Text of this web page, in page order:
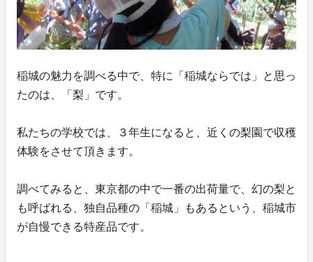
稲城の魅力を調べる中で、特に「稲城ならでは」と思っ
たのは、「梨」です。
私たちの学校では、３年生になると、近くの梨園で収穫
体験をさせて頂きます。
調べてみると、東京都の中で一番の出荷量で、幻の梨と
も呼ばれる、独自品種の「稲城」もあるという、稲城市
が自慢できる特産品です。